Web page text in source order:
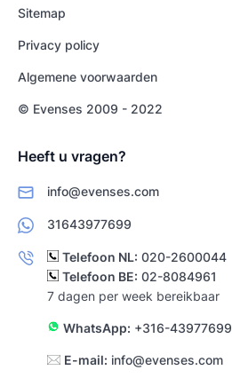
Sitemap
Privacy policy
Algemene voorwaarden
© Evenses 2009 - 2022
Heeft u vragen?
info@evenses.com
31643977699
Telefoon NL: 020-2600044
Telefoon BE: 02-8084961
7 dagen per week bereikbaar
WhatsApp: +316-43977699
E-mail: info@evenses.com